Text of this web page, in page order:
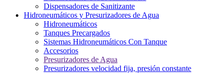
Dispensadores de Sanitizante
Hidroneumáticos y Presurizadores de Agua
Hidroneumáticos
Tanques Precargados
Sistemas Hidroneumáticos Con Tanque
Accesorios
Presurizadores de Agua
Presurizadores velocidad fija, presión constante